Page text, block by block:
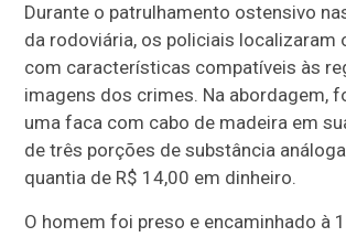
Durante o patrulhamento ostensivo
da rodoviária, os policiais localizaram
com características compatíveis às
imagens dos crimes. Na abordagem,
uma faca com cabo de madeira em
de três porções de substância
quantia de R$ 14,00 em dinheiro.
O homem foi preso e encaminhado à